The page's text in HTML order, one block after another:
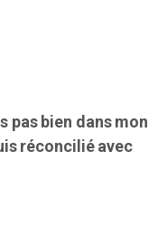
pas bien dans mon
réconcilié avec